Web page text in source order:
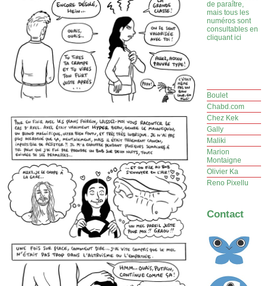
de paraître,
mais tous les
numéros sont
consultables en
cliquant ici
Boulet
Chabd.com
Chez Kek
Gally
Maliki
Marion
Montaigne
Olivier Ka
Reno Pixellu
Contact